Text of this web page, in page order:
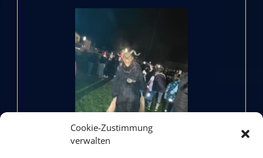
Cookie-Zustimmung
verwalten